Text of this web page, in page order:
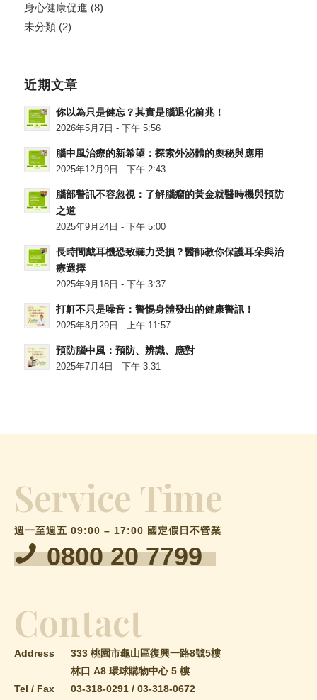
身心健康促進 (8)
未分類(2)
近期文章
你以為只是健忘？其實是腦退化前兆！
2026年5月7日 - 下午 5:56
腦中風治療的新希望：探索外泌體的奧秘與應用
2025年12月9日 - 下午 2:43
腦部警訊不容忽視：了解腦瘤的黃金就醫時機與預防
之道
2025年9月24日 - 下午 5:00
長時間戴耳機恐致聽力受損？醫師教你保護耳朵與治
療選擇
2025年9月18日 - 下午 3:37
打鼾不只是噪音：警惕身體發出的健康警訊！
2025年8月29日 - 上午 11:57
預防腦中風：預防、辨識、應對
2025年7月4日 - 下午 3:31
Service Time
週一至週五 09:00 – 17:00 國定假日不營業
0800 20 7799
Contact
Address
333 桃園市龜山區復興一路8號5樓
林口 A8 環球購物中心 5 樓
Tel / Fax
03-318-0291 / 03-318-0672